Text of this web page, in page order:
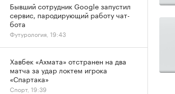
Бывший сотрудник Google запустил
сервис, пародирующий работу чат-
бота
Футурология, 19:43
Хавбек «Ахмата» отстранен на два
матча за удар локтем игрока
«Спартака»
Спорт, 19:39